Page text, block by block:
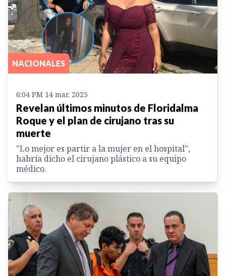
NACIONALES
6:04 PM 14 mar. 2025
Revelan últimos minutos de Floridalma
Roque y el plan de cirujano tras su
muerte
"Lo mejor es partir a la mujer en el hospital",
habría dicho el cirujano plástico a su equipo
médico.